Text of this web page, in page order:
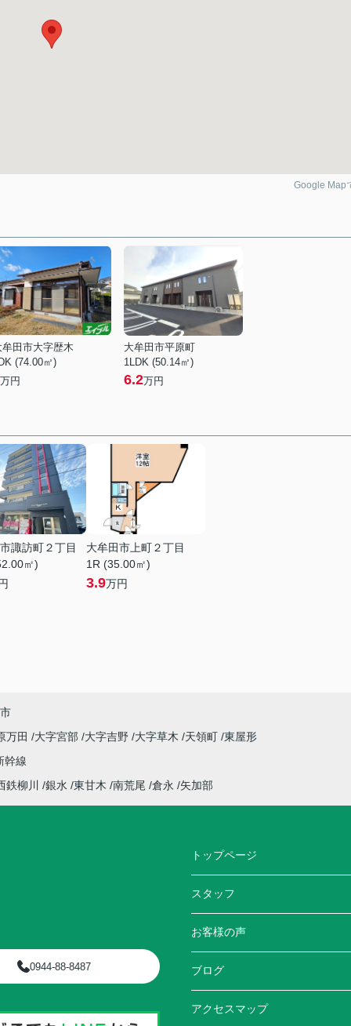
Google Map
牟田市大字歴木
(74.00㎡)
万円
大牟田市平原町
1LDK (50.14㎡)
6.2万円
諏訪町２丁目
㎡)
大牟田市上町２丁目
1R (35.00㎡)
3.9万円
万田 大字宮部 大字吉野 大字草木 天領町 東屋形
幹線
鉄柳川 銀水 東甘木 南荒尾 倉永 矢加部
0944-88-8487
トップページ
スタッフ
お客様の声
ブログ
アクセスマップ